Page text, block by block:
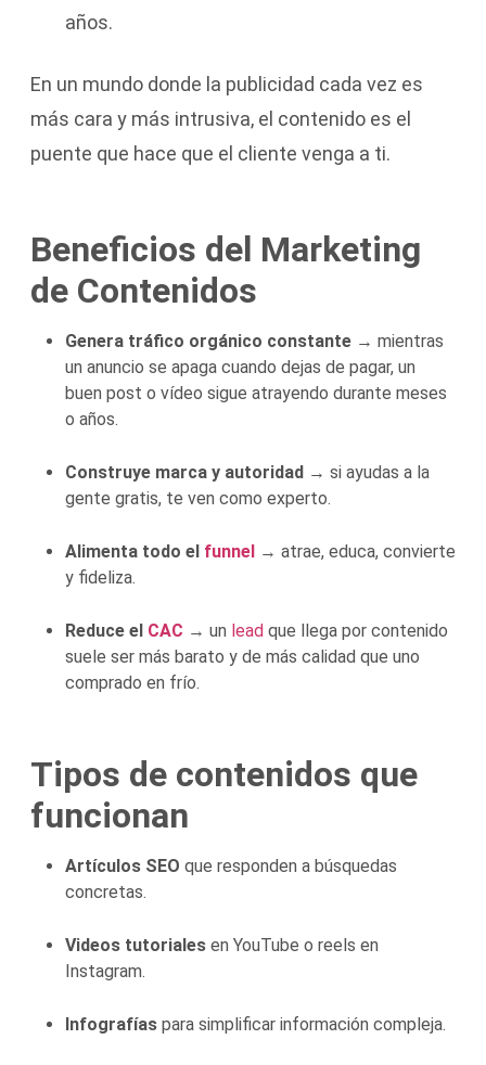
años.
En un mundo donde la publicidad cada vez es
más cara y más intrusiva, el contenido es el
puente que hace que el cliente venga a ti.
Beneficios del Marketing
de Contenidos
Genera tráfico orgánico constante→ mientras
un anuncio se apaga cuando dejas de pagar, un
buen post o vídeo sigue atrayendo durante meses
o años.
Construye marca y autoridad→ si ayudas a la
gente gratis, te ven como experto.
Alimenta todo el funnel→ atrae, educa, convierte
y fideliza.
Reduce el CAC → un leadque llega por contenido
suele ser más barato y de más calidad que uno
comprado en frío.
Tipos de contenidos que
funcionan
Artículos SEO que responden a búsquedas
concretas.
Videos tutorialesen YouTube o reels en
Instagram.
Infografíaspara simplificar información compleja.